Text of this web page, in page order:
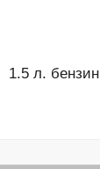
1.5 л. бензин